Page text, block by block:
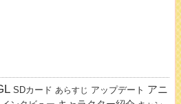
SDカード あらすじ アップデート アニ